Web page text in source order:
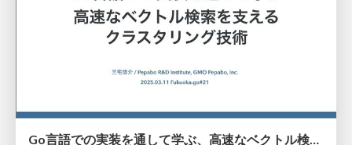
Go言語での実装を通して学ぶ、高速なベクトル検索を支えるクラスタリング技術/fukuokago-kmeans